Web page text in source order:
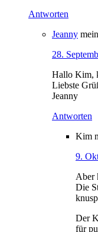
Antworten
Jeanny
28.
Hallo Kim,
Liebste
Jeanny
Antworten
Kim
9.
Aber
Die
Der
für